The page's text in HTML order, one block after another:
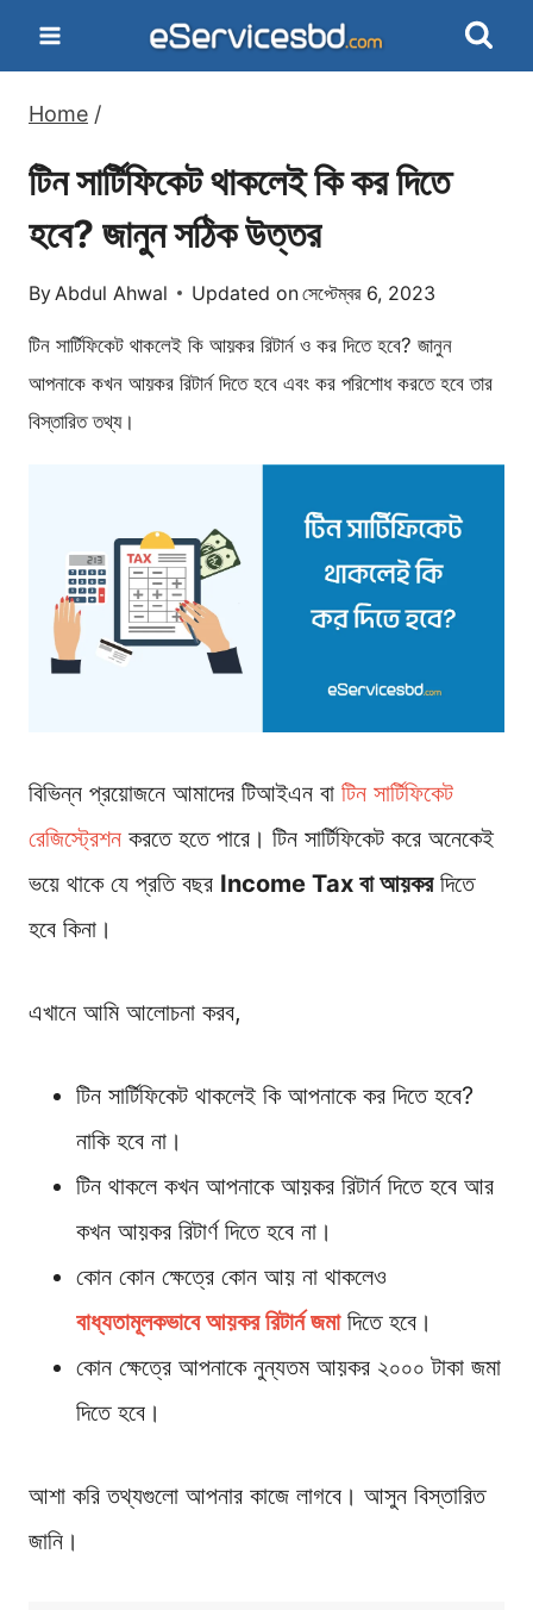
Skip
to
content
Home /
টিন সার্টিফিকেট থাকলেই কি কর দিতে
হবে? জানুন সঠিক উত্তর
ByAbdul Ahwal Updated onসেপ্টেম্বর 6, 2023
টিন সার্টিফিকেট থাকলেই কি আয়কর রিটার্ন ও কর দিতে হবে? জানুন
আপনাকে কখন আয়কর রিটার্ন দিতে হবে এবং কর পরিশোধ করতে হবে তার
বিস্তারিত তথ্য।
বিভিন্ন প্রয়োজনে আমাদের টিআইএন বা টিন সার্টিফিকেট
রেজিস্ট্রেশন করতে হতে পারে। টিন সার্টিফিকেট করে অনেকেই
ভয়ে থাকে যে প্রতি বছর Income Tax বা আয়করদিতে
হবে কিনা।
এখানে আমি আলোচনা করব,
টিন সার্টিফিকেট থাকলেই কি আপনাকে কর দিতে হবে?
নাকি হবে না।
টিন থাকলে কখন আপনাকে আয়কর রিটার্ন দিতে হবে আর
কখন আয়কর রিটার্ণ দিতে হবে না।
কোন কোন ক্ষেত্রে কোন আয় না থাকলেও
বাধ্যতামূলকভাবে আয়কর রিটার্ন জমাদিতে হবে।
কোন ক্ষেত্রে আপনাকে নুন্যতম আয়কর ২০০০ টাকা জমা
দিতে হবে।
আশা করি তথ্যগুলো আপনার কাজে লাগবে। আসুন বিস্তারিত
জানি।